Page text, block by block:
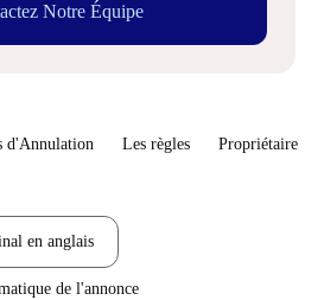
Notre Équipe
d'Annulation Les règles Propriétaire
en anglais
de l'annonce